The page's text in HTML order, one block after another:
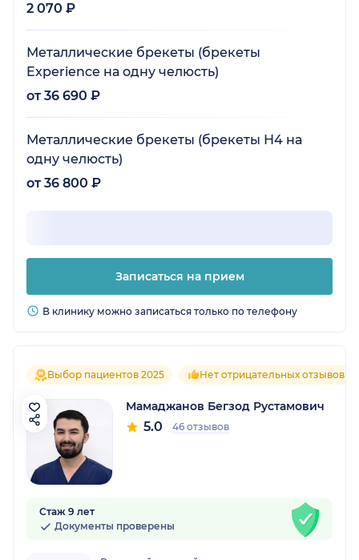
2 070 ₽
Металлические брекеты (брекеты
Experience на одну челюсть)
от 36 690 ₽
Металлические брекеты (брекеты Н4 на
одну челюсть)
от 36 800 ₽
Записаться на прием
В клинику можно записаться только по телефону
Выбор пациентов 2025 Нет отрицательных отзывов
Мамаджанов Бегзод Рустамович
5.0 46 отзывов
Стаж 9 лет
Документы проверены